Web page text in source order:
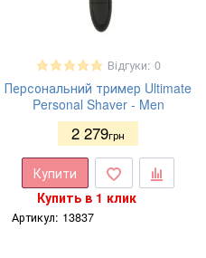
Відгуки: 0
Персональний тример Ultimate
Personal Shaver - Men
2 279грн
Купити
Купить в 1 клик
Артикул: 13837